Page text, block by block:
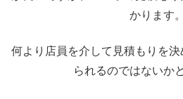
かります。
何より店員を介して見積もりを
られるのではないか